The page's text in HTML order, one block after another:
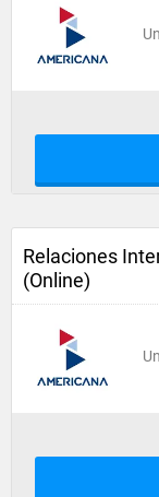
Relaciones
(Online)